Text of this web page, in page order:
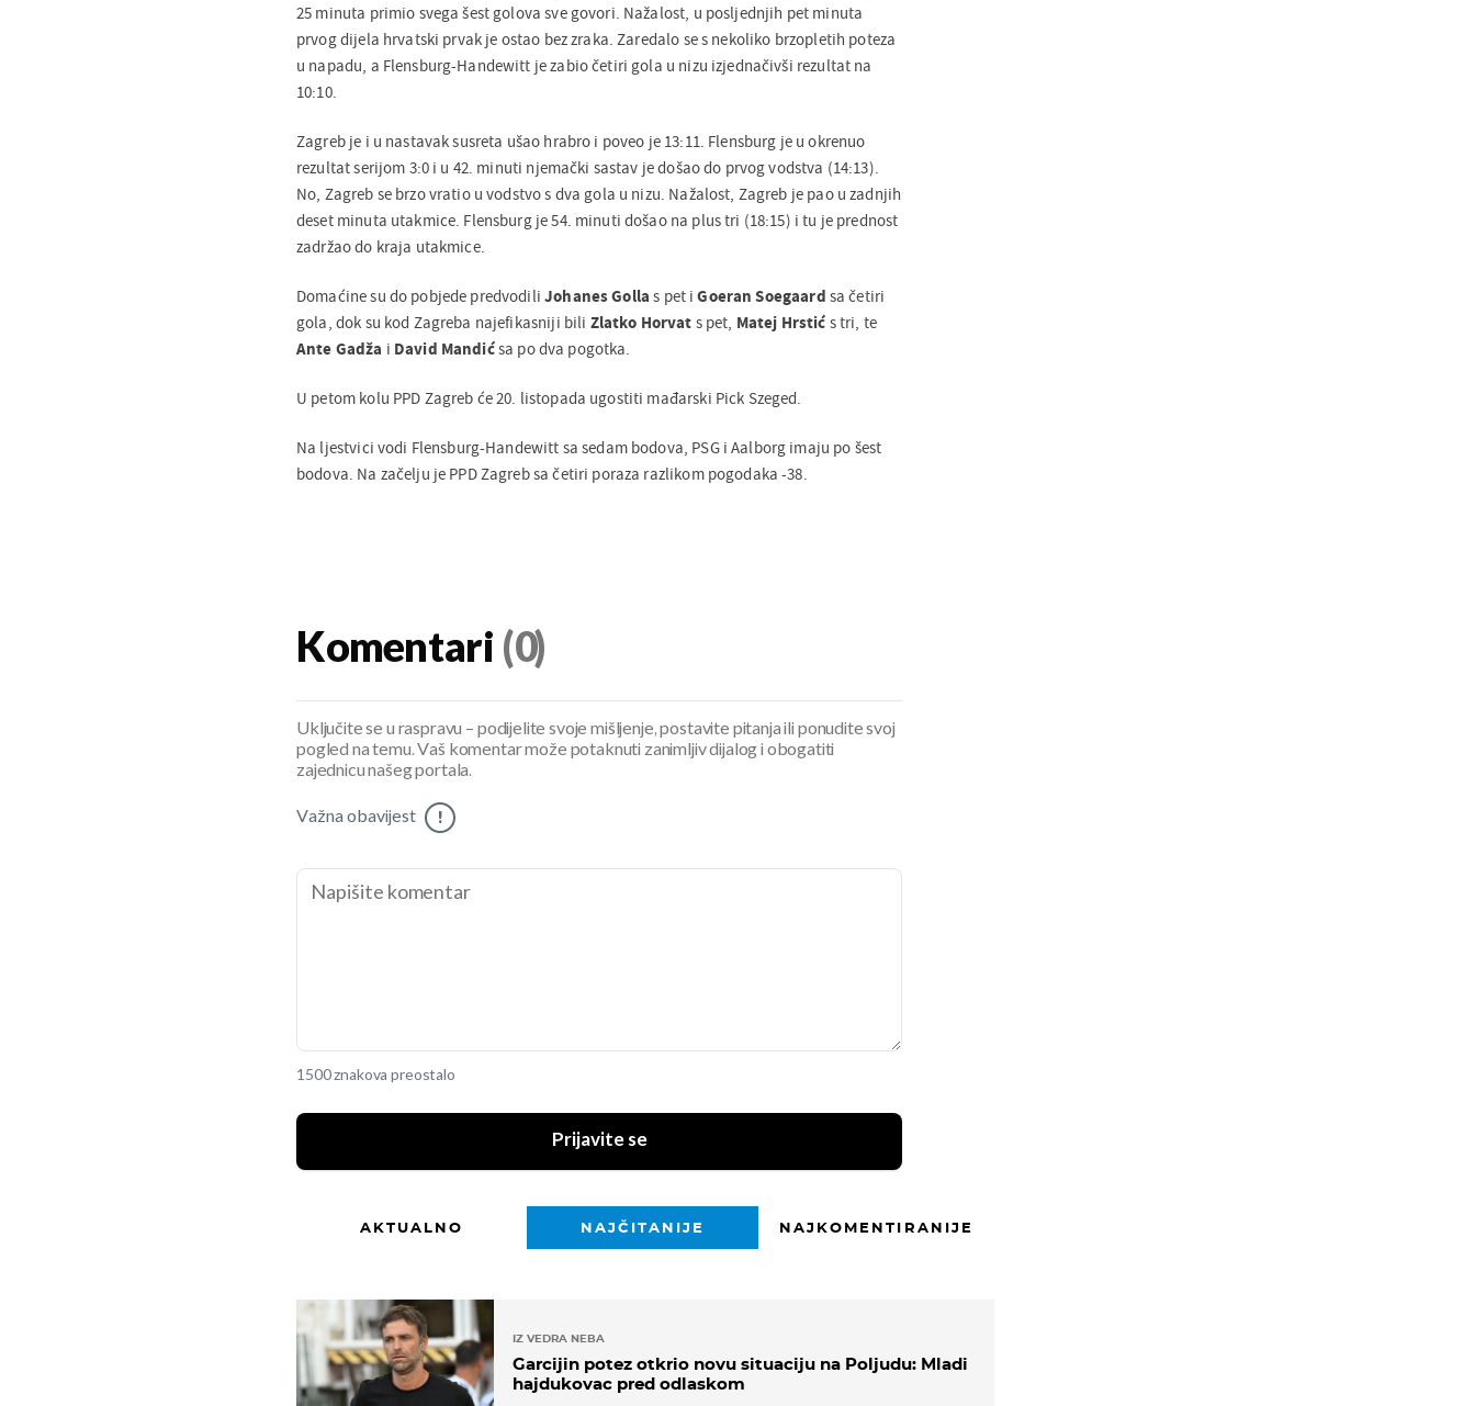
25 minuta primio svega šest golova sve govori. Nažalost, u posljednjih pet minuta
prvog dijela hrvatski prvak je ostao bez zraka. Zaredalo se s nekoliko brzopletih poteza
u napadu, a Flensburg-Handewitt je zabio četiri gola u nizu izjednačivši rezultat na
10:10.
Zagreb je i u nastavak susreta ušao hrabro i poveo je 13:11. Flensburg je u okrenuo
rezultat serijom 3:0 i u 42. minuti njemački sastav je došao do prvog vodstva (14:13).
No, Zagreb se brzo vratio u vodstvo s dva gola u nizu. Nažalost, Zagreb je pao u zadnjih
deset minuta utakmice. Flensburg je 54. minuti došao na plus tri (18:15) i tu je prednost
zadržao do kraja utakmice.
Domaćine su do pobjede predvodili Johanes Golla s pet iGoeran Soegaard sa četiri
gola, dok su kod Zagreba najefikasniji bili Zlatko Horvat s pet, Matej Hrstić s tri, te
Ante Gadža i David Mandićsa po dva pogotka.
U petom kolu PPD Zagreb će 20. listopada ugostiti mađarski Pick Szeged.
Na ljestvici vodi Flensburg-Handewitt sa sedam bodova, PSG i Aalborg imaju po šest
bodova. Na začelju je PPD Zagreb sa četiri poraza razlikom pogodaka -38.
Komentari (0)
Uključite se u raspravu – podijelite svoje mišljenje, postavite pitanja ili ponudite svoj
pogled na temu. Vaš komentar može potaknuti zanimljiv dijalog i obogatiti
zajednicu našeg portala.
Važna obavijest !
1500 znakova preostalo
Prijavite se
AKTUALNO NAJČITANIJE NAJKOMENTIRANIJE
IZ VEDRA NEBA
Garcijin potez otkrio novu situaciju na Poljudu: Mladi
hajdukovac pred odlaskom